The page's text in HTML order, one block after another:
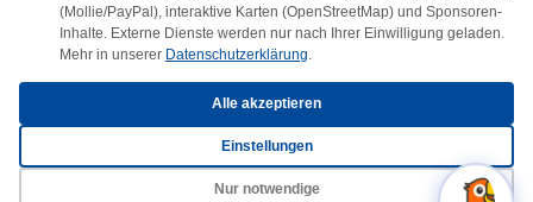
Folgen Sie uns!
facebook
E-Mail
(Mollie/PayPal), interaktive Karten (OpenStreetMap) und Sponsoren-
Inhalte. Externe Dienste werden nur nach Ihrer Einwilligung geladen.
Mehr in unserer Datenschutzerklärung.
Alle akzeptieren
Einstellungen
Nur notwendige